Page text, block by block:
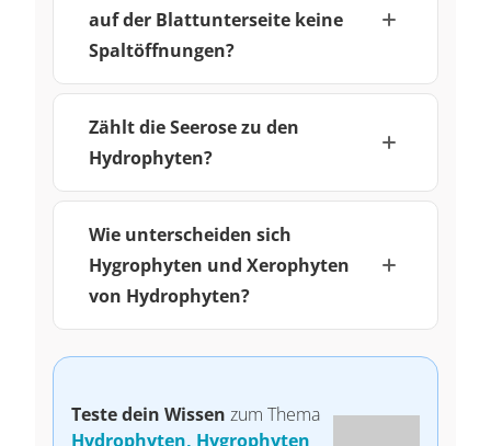
auf der Blattunterseite keine
Spaltöffnungen?
Zählt die Seerose zu den
Hydrophyten?
Wie unterscheiden sich
Hygrophyten und Xerophyten
von Hydrophyten?
Teste dein Wissen zum Thema
Hydrophyten, Hygrophyten